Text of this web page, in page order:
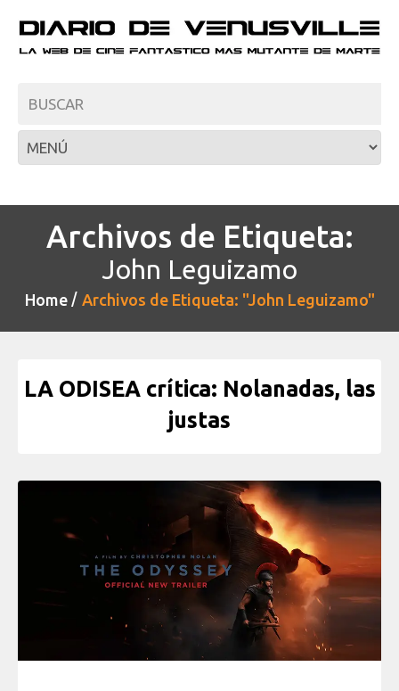
Archivos de Etiqueta:
John Leguizamo
Home Archivos de Etiqueta: "John Leguizamo"
LA ODISEA crítica: Nolanadas, las
justas